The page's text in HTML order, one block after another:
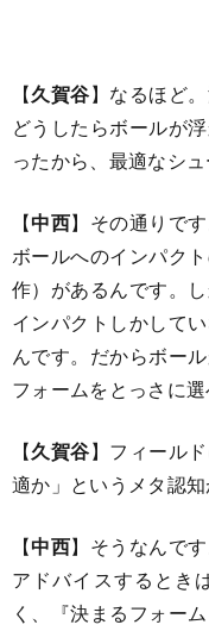
【久賀谷】なるほど
どうしたらボールが
ったから、最適なシ
【中西】その通りで
ボールへのインパク
作）があるんです。
インパクトしかして
んです。だからボー
フォームをとっさに選
【久賀谷】フィール
適か」というメタ認知
【中西】そうなんで
アドバイスするとき
く、『決まるフォー